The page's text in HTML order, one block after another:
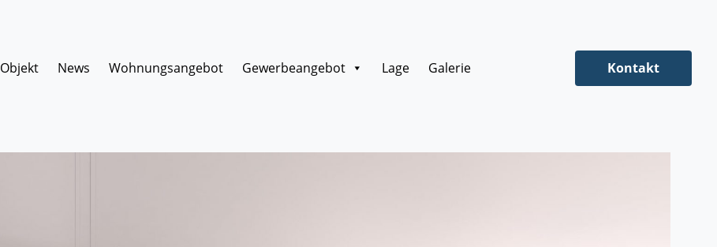
Objekt News Wohnungsangebot Gewerbeangebot Lage Galerie Kontakt